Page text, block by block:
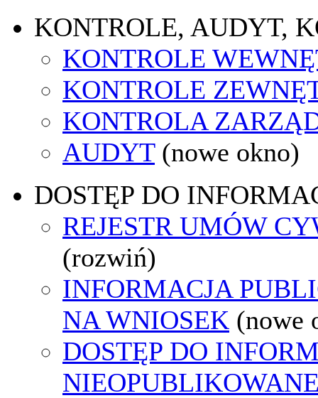
KONTROLE, AUDYT,
KONTROLE
KONTROLE
KONTROLA
AUDYT (nowe okno)
DOSTĘP DO
REJESTR UMÓW
(rozwiń)
INFORMACJA
NA WNIOSEK (nowe
DOSTĘP DO